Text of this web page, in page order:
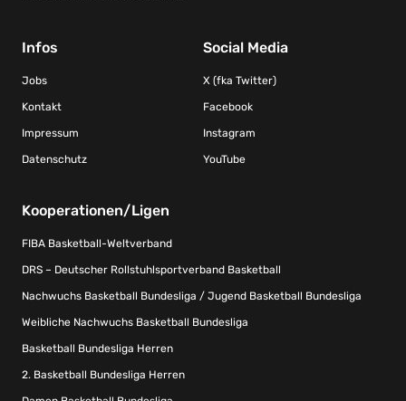
Infos
Jobs
Kontakt
Impressum
Datenschutz
Social Media
X (fka Twitter)
Facebook
Instagram
YouTube
Kooperationen/Ligen
FIBA Basketball-Weltverband
DRS – Deutscher Rollstuhlsportverband Basketball
Nachwuchs Basketball Bundesliga / Jugend Basketball Bundesliga
Weibliche Nachwuchs Basketball Bundesliga
Basketball Bundesliga Herren
2. Basketball Bundesliga Herren